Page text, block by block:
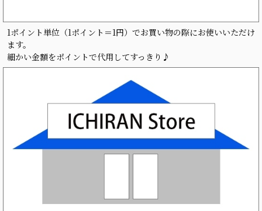
1ポイント単位（1ポイント＝1円）でお買い物の際にお使いいただけ
ます。
細かい金額をポイントで代用してすっきり♪